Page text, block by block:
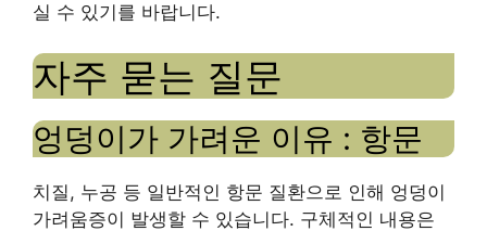
실 수 있기를 바랍니다.
자주 묻는 질문
엉덩이가 가려운 이유 : 항문
치질, 누공 등 일반적인 항문 질환으로 인해 엉덩이
가려움증이 발생할 수 있습니다. 구체적인 내용은